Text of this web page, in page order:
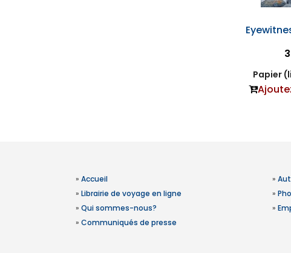
Papier
» Accueil
» Librairie de voyage en ligne
» Qui sommes-nous?
» Communiqués de presse
»
»
»